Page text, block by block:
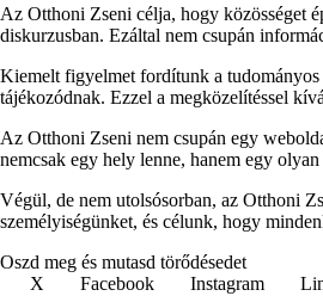
Az Otthoni Zseni célja, hogy közösséget
diskurzusban. Ezáltal nem csupán
Kiemelt figyelmet fordítunk a tudományos
tájékozódnak. Ezzel a megközelítéssel
Az Otthoni Zseni nem csupán egy
nemcsak egy hely lenne, hanem egy
Végül, de nem utolsósorban, az Otthoni
személyiségünket, és célunk, hogy
Oszd meg és mutasd törődésedet
X
Facebook Instagram